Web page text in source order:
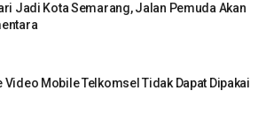
Jadi Kota Semarang, Jalan Pemuda Akan
Video Mobile Telkomsel Tidak Dapat Dipakai